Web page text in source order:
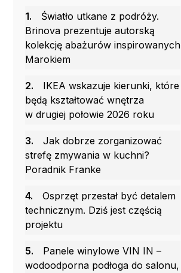
1.
Światło utkane z podróży.
Brinova prezentuje autorską
kolekcję abażurów inspirowanych
Marokiem
2.
IKEA wskazuje kierunki, które
będą kształtować wnętrza
w drugiej połowie 2026 roku
3.
Jak dobrze zorganizować
strefę zmywania w kuchni?
Poradnik Franke
4.
Osprzęt przestał być detalem
technicznym. Dziś jest częścią
projektu
5.
Panele winylowe VIN IN –
wodoodporna podłoga do salonu,